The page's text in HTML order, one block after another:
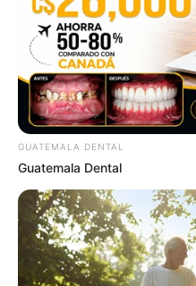
ดวงความรักเ
เนื้อหาที่ได้รับการโปรโมต
GUATEMALA DENTAL
Guatemala Dental